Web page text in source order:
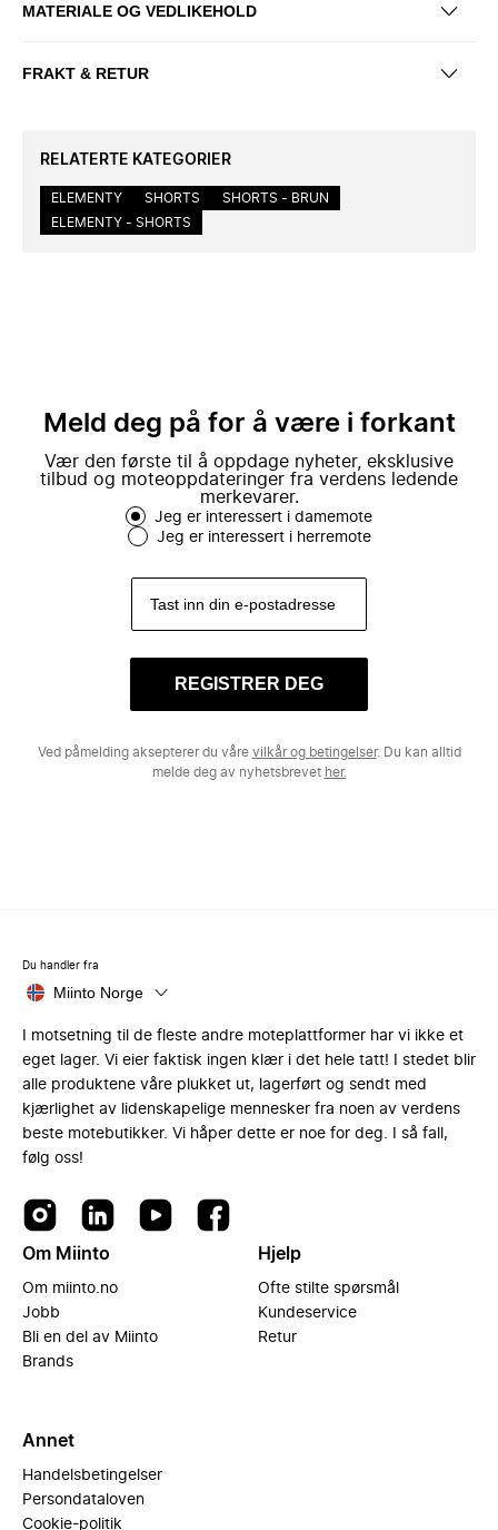
MATERIALE OG VEDLIKEHOLD
FRAKT & RETUR
RELATERTE KATEGORIER
ELEMENTY SHORTS
SHORTS - BRUN
ELEMENTY - SHORTS
Meld deg på for å være i forkant
Vær den første til å oppdage nyheter, eksklusive
tilbud og moteoppdateringer fra verdens ledende
merkevarer.
Jeg er interessert i damemote
Jeg er interessert i herremote
REGISTRER DEG
Ved påmelding aksepterer du våre vilkår og betingelser. Du kan alltid
melde deg av nyhetsbrevet her.
Du handler fra
Miinto Norge
I motsetning til de fleste andre moteplattformer har vi ikke et
eget lager. Vi eier faktisk ingen klær i det hele tatt! I stedet blir
alle produktene våre plukket ut, lagerført og sendt med
kjærlighet av lidenskapelige mennesker fra noen av verdens
beste motebutikker. Vi håper dette er noe for deg. I så fall,
følg oss!
Om Miinto
Om miinto.no
Jobb
Bli en del av Miinto
Brands
Hjelp
Ofte stilte spørsmål
Kundeservice
Retur
Annet
Handelsbetingelser
Persondataloven
Cookie-politik